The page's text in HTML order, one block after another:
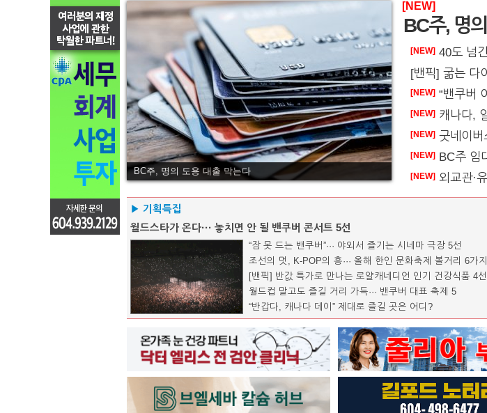
BC주, 명의 도용 대출 막는다
[NEW]
BC주, 명
[NEW] 40도 넘긴
[NEW] “밴쿠버 여
[NEW] 캐나다,
[NEW] 굿네이버
[NEW] BC주 임
[NEW] 외교관·
▶ 기획특집
월드스타가 온다··· 놓치면 안 될 밴쿠버 콘서트 5선
“잠 못 드는 밴쿠버”··· 야외서 즐기는 시네마 극장 5선
조선의 멋, K-POP의 흥··· 올해 한인 문화축제 볼거리 6가지
[밴픽] 반값 특가로 만나는 로얄캐네디언 인기 건강식품 4선
월드컵 말고도 즐길 거리 가득··· 밴쿠버 대표 축제 5
“반갑다, 캐나다 데이” 제대로 즐길 곳은 어디?